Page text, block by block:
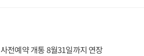
전예약 개통 8월31일까지 연장